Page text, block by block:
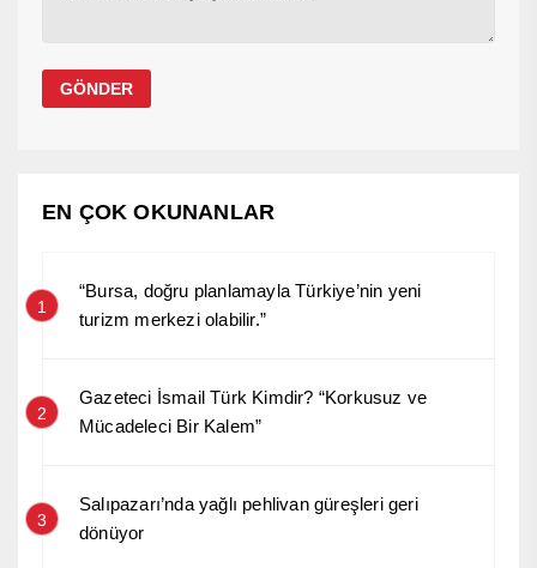
EN ÇOK OKUNANLAR
1
“Bursa, doğru planlamayla Türkiye’nin yeni
turizm merkezi olabilir.”
2
Gazeteci İsmail Türk Kimdir? “Korkusuz ve
Mücadeleci Bir Kalem”
3
Salıpazarı’nda yağlı pehlivan güreşleri geri
dönüyor